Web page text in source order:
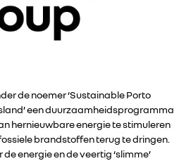
de noemer ‘Sustainable Porto
een duurzaamheidsprogramma
hernieuwbare energie te stimuleren
brandstoffen terug te dringen.
energie en de veertig ‘slimme’